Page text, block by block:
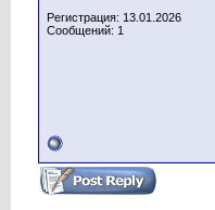
Регистрация: 13.01.2026
Сообщений: 1